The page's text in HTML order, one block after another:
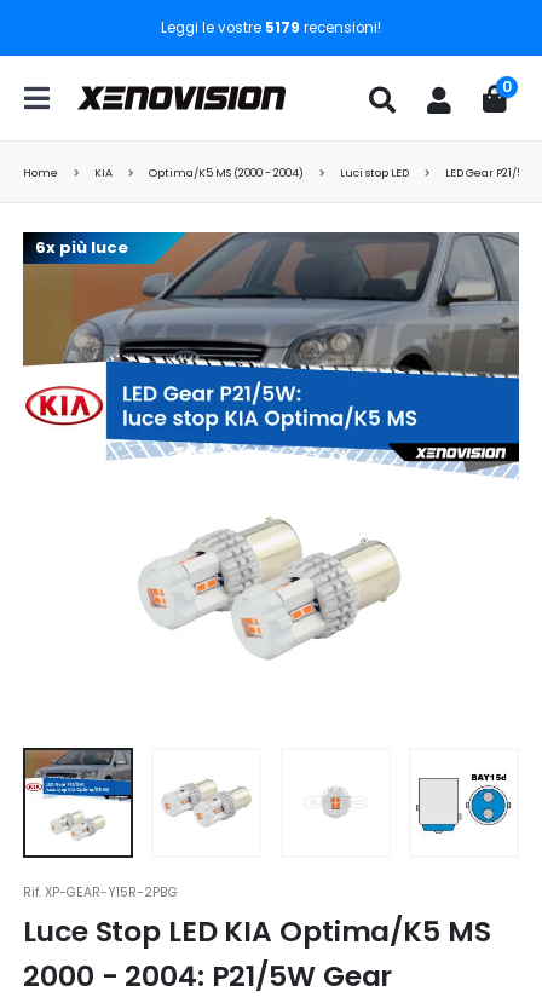
Leggi le vostre 5179 recensioni!
0
Home KIA Optima/K5 MS (2000 - 2004) Luci stop LED LED Gear P21/
6x più luce
Rif.XP-GEAR-Y15R-2PBG
Luce Stop LED KIA Optima/K5 MS
2000 - 2004: P21/5W Gear